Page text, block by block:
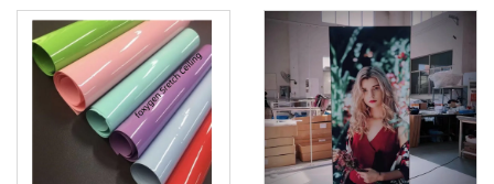
созылғыш төбе
пленкасы жүйесі лампа
сақинасы, лампаның
ұстағышы